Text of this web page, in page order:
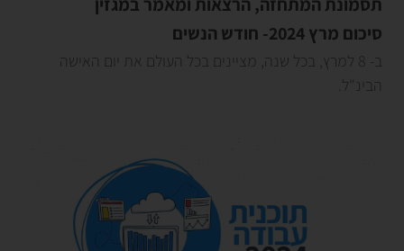
תסמונת המתחזה, הרצאות ומאמר במגזין
סיכום מרץ 2024- חודש הנשים
ב- 8 למרץ, בכל שנה, מציינים בכל העולם את יום האישה
הבינ"ל.